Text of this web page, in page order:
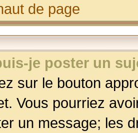
de page
je poster un
sur le bouton
Vous pourriez
un message; les